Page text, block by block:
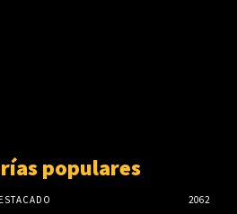
populares
2062